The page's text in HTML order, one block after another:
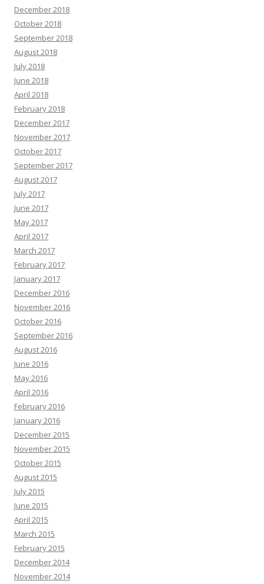
December 2018
October 2018
September 2018
August 2018
July 2018
June 2018
April 2018
February 2018
December 2017
November 2017
October 2017
September 2017
August 2017
July 2017
June 2017
May 2017
April 2017
March 2017
February 2017
January 2017
December 2016
November 2016
October 2016
September 2016
August 2016
June 2016
May 2016
April 2016
February 2016
January 2016
December 2015
November 2015
October 2015
August 2015
July 2015
June 2015
April 2015
March 2015
February 2015
December 2014
November 2014